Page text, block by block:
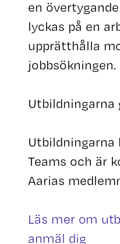
en
lyckas på en
upprätthålla
jobbsökningen.
Utbildningarna
Utbildningarna
Teams och är
Aarias
Läs mer om
anmäl dig